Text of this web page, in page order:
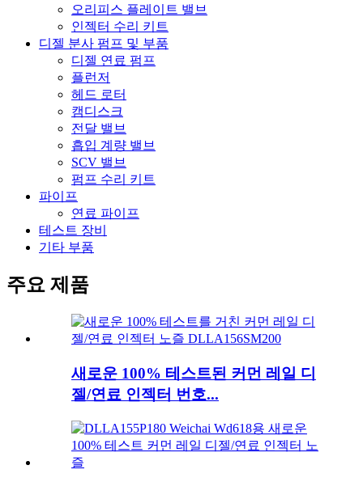
오리피스 플레이트 밸브
인젝터 수리 키트
디젤 분사 펌프 및 부품
디젤 연료 펌프
플런저
헤드 로터
캠디스크
전달 밸브
흡입 계량 밸브
SCV 밸브
펌프 수리 키트
파이프
연료 파이프
테스트 장비
기타 부품
주요 제품
새로운 100% 테스트된 커먼 레일 디
젤/연료 인젝터 번호...